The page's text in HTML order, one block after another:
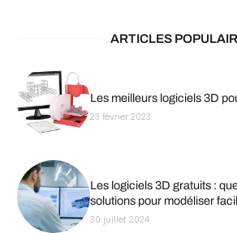
ARTICLES
Les meilleurs logiciels 3D
23 février 2023
Les logiciels 3D gratuits :
solutions pour modéliser
30 juillet 2024